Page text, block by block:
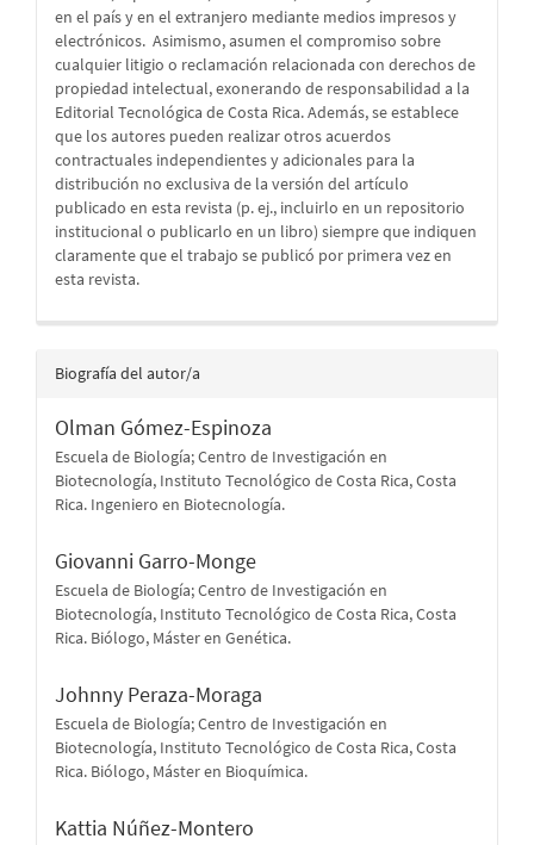
en el país y en el extranjero mediante medios impresos y
electrónicos. Asimismo, asumen el compromiso sobre
cualquier litigio o reclamación relacionada con derechos de
propiedad intelectual, exonerando de responsabilidad a la
Editorial Tecnológica de Costa Rica. Además, se establece
que los autores pueden realizar otros acuerdos
contractuales independientes y adicionales para la
distribución no exclusiva de la versión del artículo
publicado en esta revista (p. ej., incluirlo en un repositorio
institucional o publicarlo en un libro) siempre que indiquen
claramente que el trabajo se publicó por primera vez en
esta revista.
Biografía del autor/a
Olman Gómez-Espinoza
Escuela de Biología; Centro de Investigación en
Biotecnología, Instituto Tecnológico de Costa Rica, Costa
Rica. Ingeniero en Biotecnología.
Giovanni Garro-Monge
Escuela de Biología; Centro de Investigación en
Biotecnología, Instituto Tecnológico de Costa Rica, Costa
Rica. Biólogo, Máster en Genética.
Johnny Peraza-Moraga
Escuela de Biología; Centro de Investigación en
Biotecnología, Instituto Tecnológico de Costa Rica, Costa
Rica. Biólogo, Máster en Bioquímica.
Kattia Núñez-Montero